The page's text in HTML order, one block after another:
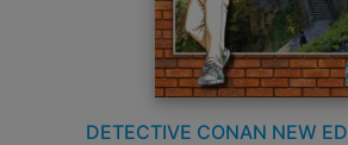
DETECTIVE CONAN NEW